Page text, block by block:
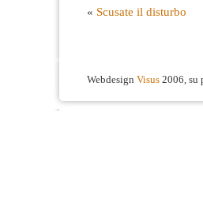
« Scusate il disturbo
Webdesign Visus 2006, su